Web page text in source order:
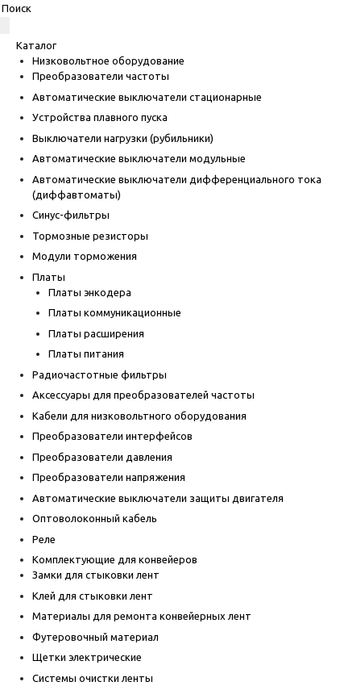
Каталог
Низковольтное оборудование
Преобразователи частоты
Автоматические выключатели стационарные
Устройства плавного пуска
Выключатели нагрузки (рубильники)
Автоматические выключатели модульные
Автоматические выключатели дифференциального тока
(диффавтоматы)
Синус-фильтры
Тормозные резисторы
Модули торможения
Платы
Платы энкодера
Платы коммуникационные
Платы расширения
Платы питания
Радиочастотные фильтры
Аксессуары для преобразователей частоты
Кабели для низковольтного оборудования
Преобразователи интерфейсов
Преобразователи давления
Преобразователи напряжения
Автоматические выключатели защиты двигателя
Оптоволоконный кабель
Реле
Комплектующие для конвейеров
Замки для стыковки лент
Клей для стыковки лент
Материалы для ремонта конвейерных лент
Футеровочный материал
Щетки электрические
Системы очистки ленты